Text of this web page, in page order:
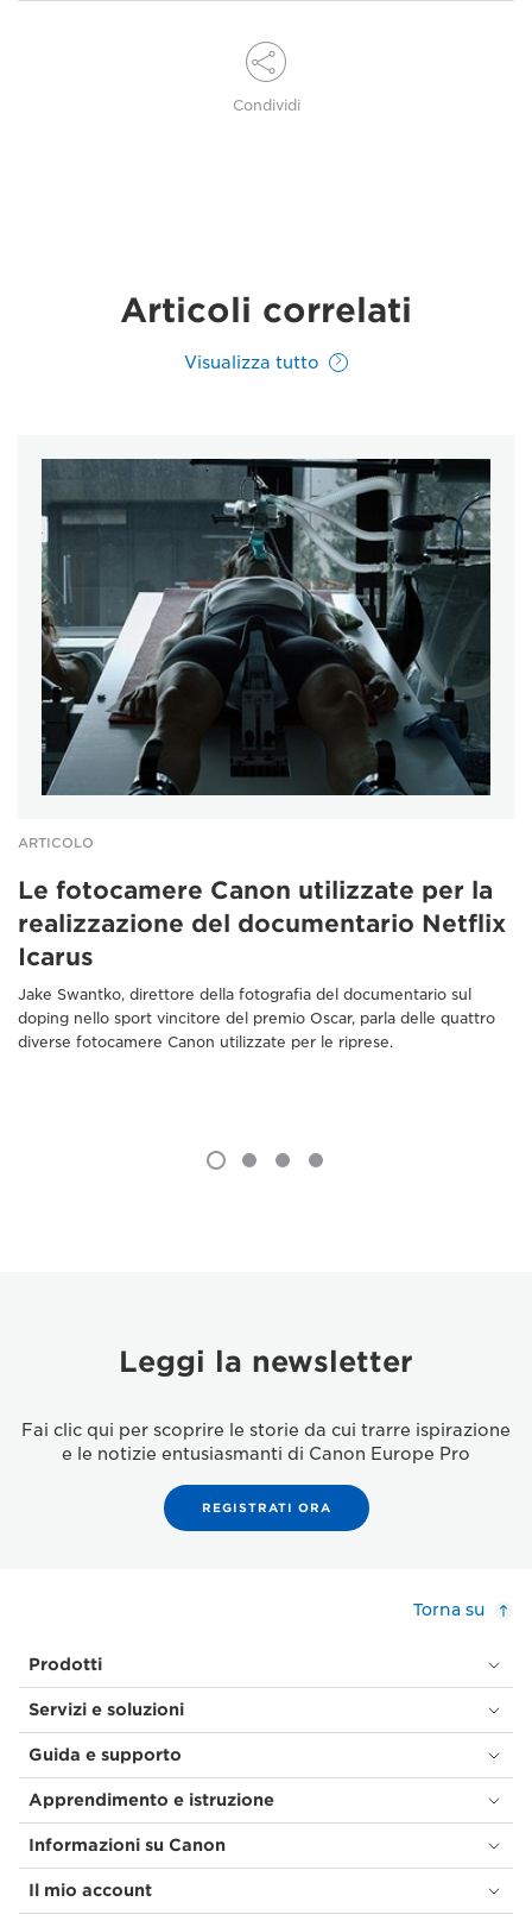
Condividi
Articoli correlati
Visualizza tutto
ARTICOLO
Le fotocamere Canon utilizzate per la
realizzazione del documentario Netflix
Icarus
Jake Swantko, direttore della fotografia del documentario sul
doping nello sport vincitore del premio Oscar, parla delle quattro
diverse fotocamere Canon utilizzate per le riprese.
Leggi la newsletter
Fai clic qui per scoprire le storie da cui trarre ispirazione
e le notizie entusiasmanti di Canon Europe Pro
REGISTRATI ORA
Torna su
Prodotti
Servizi e soluzioni
Guida e supporto
Apprendimento e istruzione
Informazioni su Canon
Il mio account